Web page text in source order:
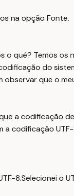
na opção Fonte.
o quê? Temos os
do
que o
a codificação
a codificação
8.Selecionei o